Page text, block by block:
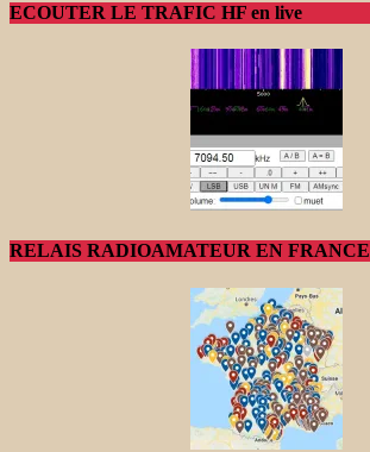
ECOUTER LE TRAFIC HF en live
RELAIS RADIOAMATEUR EN FRANCE